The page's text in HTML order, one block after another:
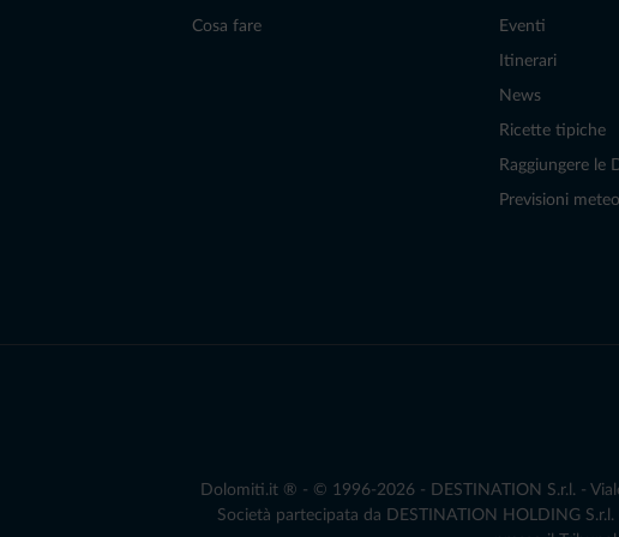
Cosa fare Eventi
Itinerari
News
Ricette tipiche
Raggiungere le
Previsioni meteo
Dolomiti.it ® - © 1996-2026 - DESTINATION S.r.l. -
Società partecipata da DESTINATION HOLDING